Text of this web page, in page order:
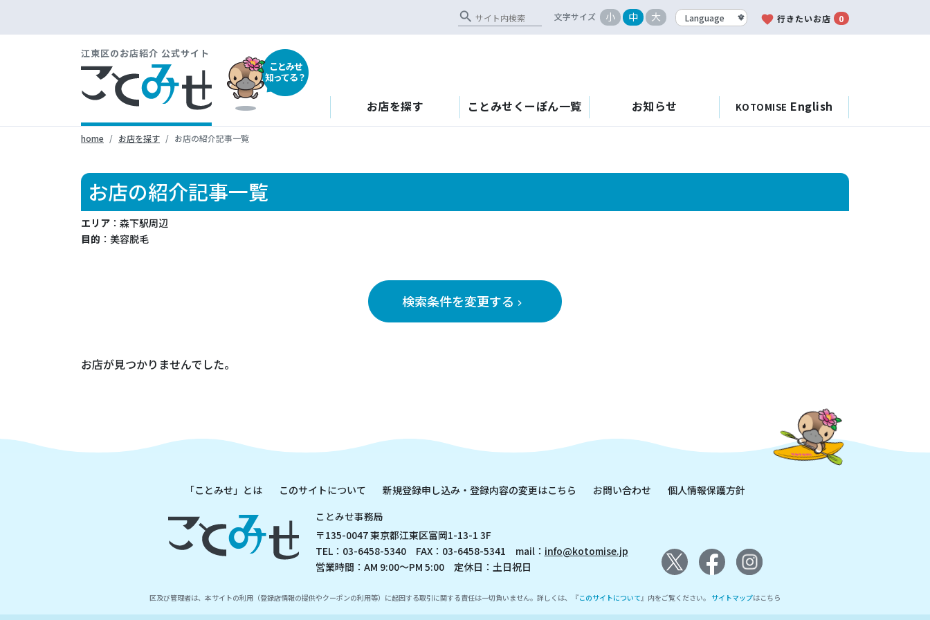
search 文字サイズ 小 中 大 favorite 行きたいお店 0
江東区のお店紹介 公式サイト
ことみせ
知ってる？
お店を探す ことみせくーぽん一覧 お知らせ KOTOMISE English
home お店を探す お店の紹介記事一覧
お店の紹介記事一覧
エリア ：森下駅周辺
目的 ：美容脱毛
検索条件を変更する keyboard_arrow_right
お店が見つかりませんでした。
「ことみせ」とは このサイトについて 新規登録申し込み・登録内容の変更はこちら お問い合わせ
個人情報保護方針
ことみせ事務局
〒135-0047 東京都江東区富岡1-13-1 3F
TEL：03-6458-5340 FAX：03-6458-5341 mail： info@kotomise.jp
営業時間：AM 9:00～PM 5:00 定休日：土日祝日
区及び管理者は、本サイトの利用（登録店情報の提供やクーポンの利用等）に起因する取引に関する責任は一切負いません。詳しくは、『このサイトについて』内をご覧ください。 サイトマップはこちら